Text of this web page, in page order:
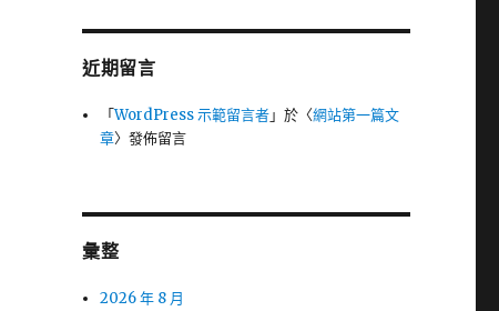
近期留言
「WordPress 示範留言者」於〈網站第一篇文
章〉發佈留言
彙整
2026 年 8 月